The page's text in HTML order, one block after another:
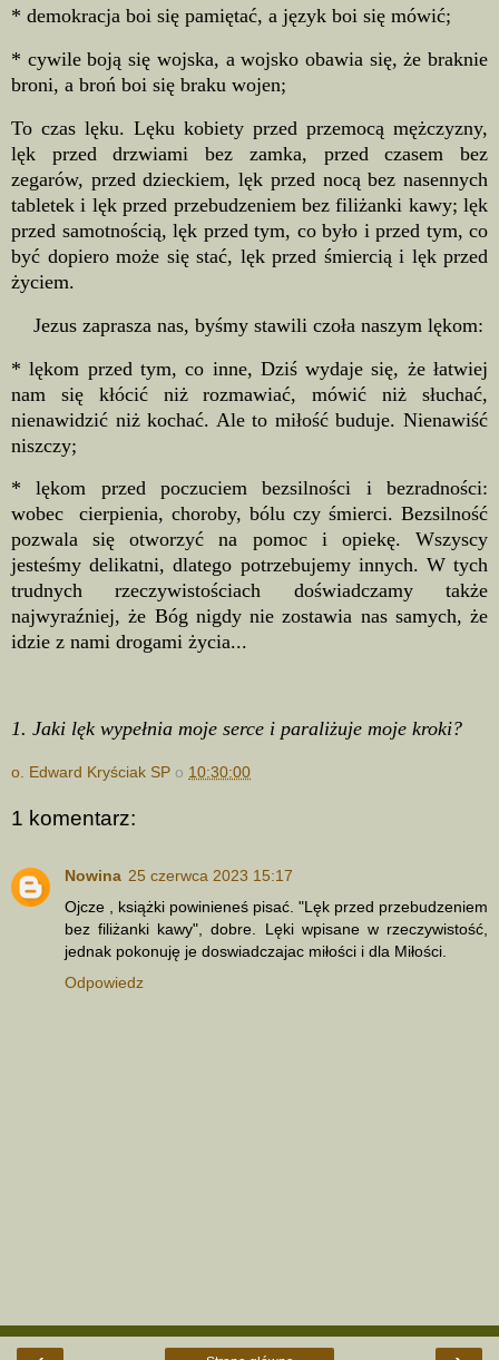
* demokracja boi się pamiętać, a język boi się mówić;
* cywile boją się wojska, a wojsko obawia się, że braknie
broni, a broń boi się braku wojen;
To czas lęku. Lęku kobiety przed przemocą mężczyzny,
lęk przed drzwiami bez zamka, przed czasem bez
zegarów, przed dzieckiem, lęk przed nocą bez nasennych
tabletek i lęk przed przebudzeniem bez filiżanki kawy; lęk
przed samotnością, lęk przed tym, co było i przed tym, co
być dopiero może się stać, lęk przed śmiercią i lęk przed
życiem.
Jezus zaprasza nas, byśmy stawili czoła naszym lękom:
* lękom przed tym, co inne, Dziś wydaje się, że łatwiej
nam się kłócić niż rozmawiać, mówić niż słuchać,
nienawidzić niż kochać. Ale to miłość buduje. Nienawiść
niszczy;
* lękom przed poczuciem bezsilności i bezradności:
wobec cierpienia, choroby, bólu czy śmierci. Bezsilność
pozwala się otworzyć na pomoc i opiekę. Wszyscy
jesteśmy delikatni, dlatego potrzebujemy innych. W tych
trudnych rzeczywistościach doświadczamy także
najwyraźniej, że Bóg nigdy nie zostawia nas samych, że
idzie z nami drogami życia...
1. Jaki lęk wypełnia moje serce i paraliżuje moje kroki?
o. Edward Kryściak SP o 10:30:00
1 komentarz:
Nowina 25 czerwca 2023 15:17
Ojcze , książki powinieneś pisać. "Lęk przed przebudzeniem
bez filiżanki kawy", dobre. Lęki wpisane w rzeczywistość,
jednak pokonuję je doswiadczajac miłości i dla Miłości.
Odpowiedz